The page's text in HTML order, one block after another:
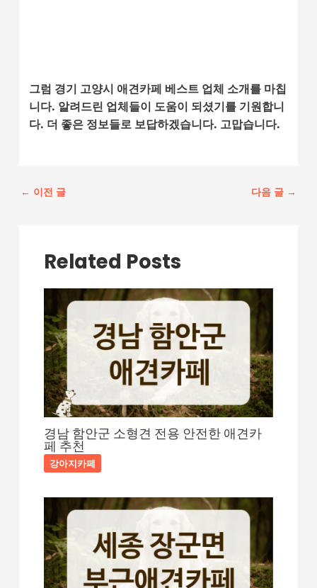
그럼 경기 고양시 애견카페 베스트 업체 소개를 마칩
니다. 알려드린 업체들이 도움이 되셨기를 기원합니
다. 더 좋은 정보들로 보답하겠습니다. 고맙습니다.
← 이전 글 다음 글 →
Related Posts
경남 함안군 소형견 전용 안전한 애견카
페 추천
강아지카페